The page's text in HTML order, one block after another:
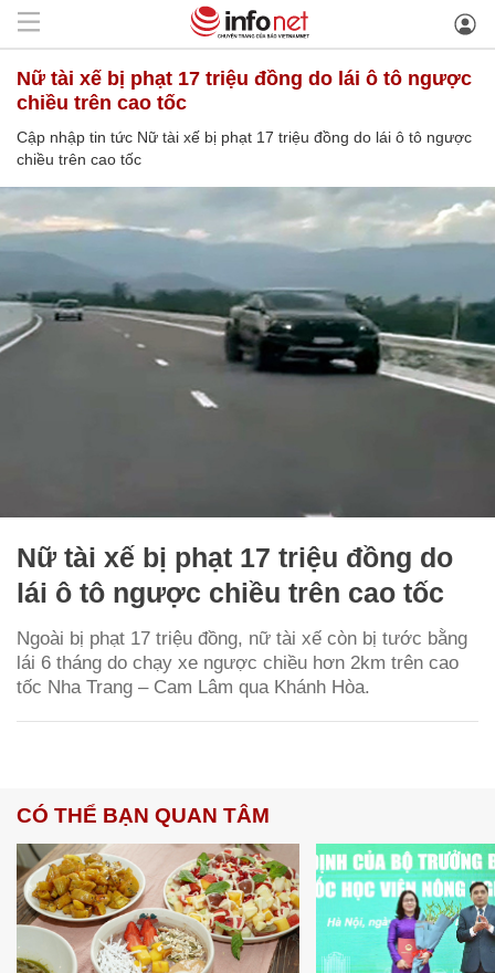
Nữ tài xế bị phạt 17 triệu đồng do lái ô tô ngược
chiều trên cao tốc
Cập nhập tin tức Nữ tài xế bị phạt 17 triệu đồng do lái ô tô ngược
chiều trên cao tốc
Nữ tài xế bị phạt 17 triệu đồng do
lái ô tô ngược chiều trên cao tốc
Ngoài bị phạt 17 triệu đồng, nữ tài xế còn bị tước bằng
lái 6 tháng do chạy xe ngược chiều hơn 2km trên cao
tốc Nha Trang – Cam Lâm qua Khánh Hòa.
CÓ THỂ BẠN QUAN TÂM